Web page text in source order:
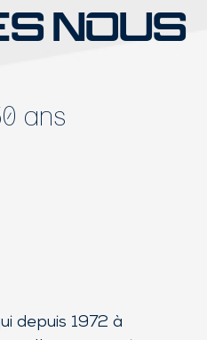
NOUS
ans
depuis 1972 à